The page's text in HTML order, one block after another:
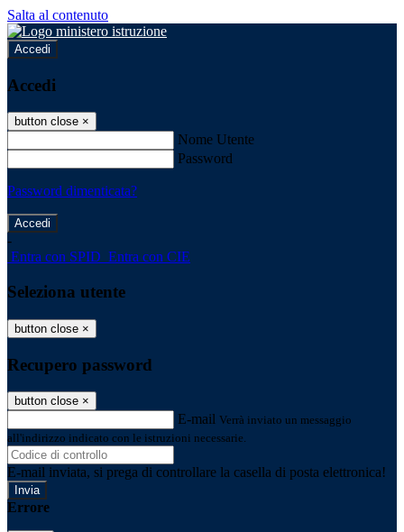
Salta al contenuto
Accedi
Accedi
button close ×
Nome Utente
Password
Password dimenticata?
-
Entra con SPID Entra con CIE
Seleziona utente
button close ×
Recupero password
button close ×
E-mail Verrà inviato un messaggio
all'indirizzo indicato con le istruzioni necessarie.
E-mail inviata, si prega di controllare la casella di posta elettronica!
Errore